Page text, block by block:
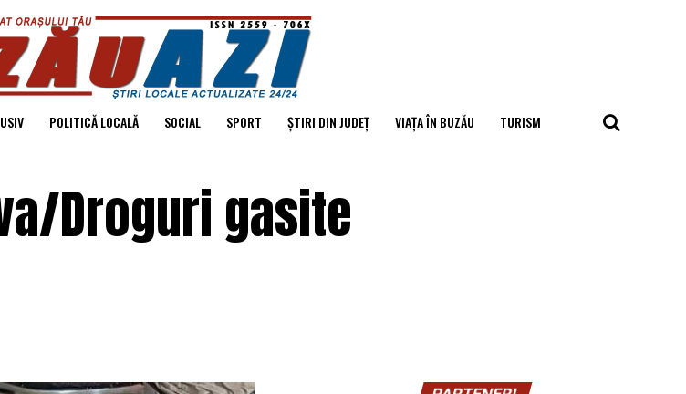
POLITICĂ LOCALĂ SOCIAL SPORT ȘTIRI DIN JUDEȚ VIAȚA ÎN BUZĂU TURISM
Droguri gasite